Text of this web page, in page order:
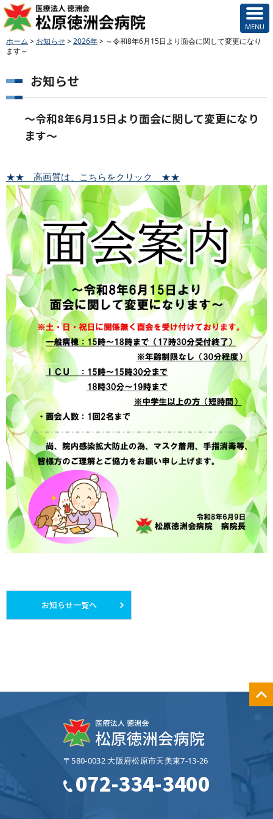
ホーム > お知らせ>2026年> ～令和8年6月15日より面会に関して変更になり
ます～
お知らせ
～令和8年6月15日より面会に関して変更になり
ます～
★★ 高画質は、こちらをクリック ★★
お知らせ一覧へ
〒580-0032 大阪府松原市天美東7‐13‐26
072-334-3400